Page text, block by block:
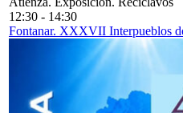
12:30 - 14:30
Fontanar. XXXVII Interpueblos